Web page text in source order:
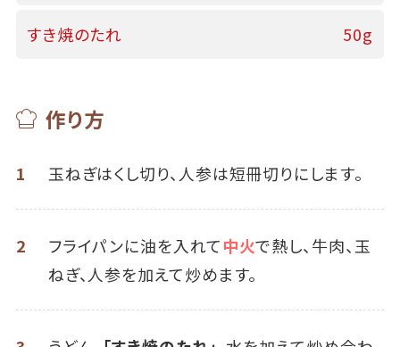
すき焼のたれ 50g
作り方
1 玉ねぎはくし切り、人参は短冊切りにします。
2 フライパンに油を入れて中火で熱し、牛肉、玉
ねぎ、人参を加えて炒めます。